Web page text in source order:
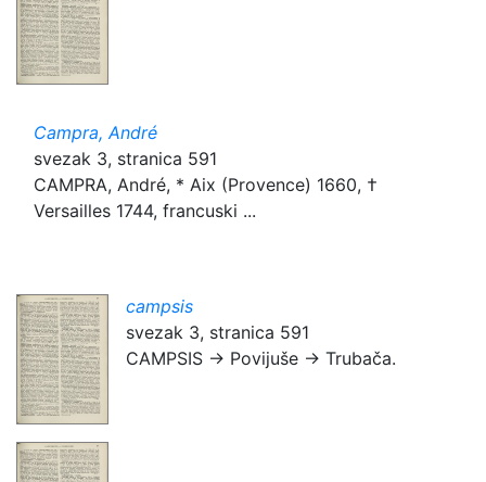
Campra, André
svezak 3, stranica 591
CAMPRA, André, * Aix (Provence) 1660, †
Versailles 1744, francuski ...
campsis
svezak 3, stranica 591
CAMPSIS → Povijuše → Trubača.